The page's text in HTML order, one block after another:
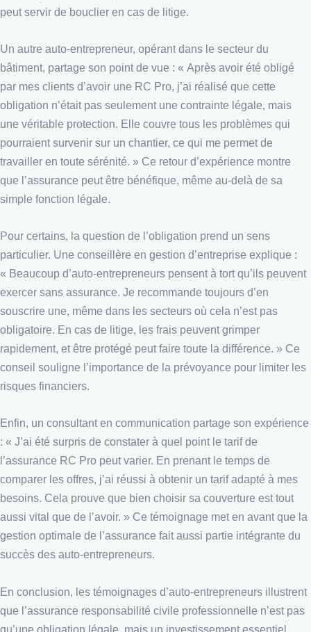
peut servir de bouclier en cas de litige.
Un autre auto-entrepreneur, opérant dans le secteur du
bâtiment, partage son point de vue : « Après avoir été obligé
par mes clients d’avoir une RC Pro, j’ai réalisé que cette
obligation n’était pas seulement une contrainte légale, mais
une véritable protection. Elle couvre tous les problèmes qui
pourraient survenir sur un chantier, ce qui me permet de
travailler en toute sérénité. » Ce retour d’expérience montre
que l’assurance peut être bénéfique, même au-delà de sa
simple fonction légale.
Pour certains, la question de l’obligation prend un sens
particulier. Une conseillère en gestion d’entreprise explique :
« Beaucoup d’auto-entrepreneurs pensent à tort qu’ils peuvent
exercer sans assurance. Je recommande toujours d’en
souscrire une, même dans les secteurs où cela n’est pas
obligatoire. En cas de litige, les frais peuvent grimper
rapidement, et être protégé peut faire toute la différence. » Ce
conseil souligne l’importance de la prévoyance pour limiter les
risques financiers.
Enfin, un consultant en communication partage son expérience
: « J’ai été surpris de constater à quel point le tarif de
l’assurance RC Pro peut varier. En prenant le temps de
comparer les offres, j’ai réussi à obtenir un tarif adapté à mes
besoins. Cela prouve que bien choisir sa couverture est tout
aussi vital que de l’avoir. » Ce témoignage met en avant que la
gestion optimale de l’assurance fait aussi partie intégrante du
succès des auto-entrepreneurs.
En conclusion, les témoignages d’auto-entrepreneurs illustrent
que l’assurance responsabilité civile professionnelle n’est pas
qu’une obligation légale, mais un investissement essentiel